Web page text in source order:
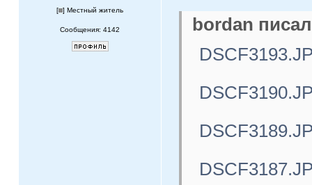
[ ] Местный житель
Сообщения: 4142
bordan